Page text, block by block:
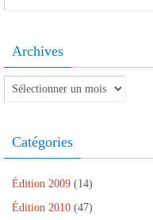
Archives
Archives
Catégories
Édition 2009 (14)
Édition 2010 (47)